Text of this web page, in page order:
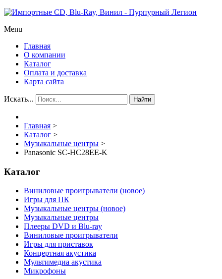
Menu
Главная
О компании
Каталог
Оплата и доставка
Карта сайта
Искать... Найти
Главная >
Каталог >
Музыкальные центры >
Panasonic SC-HC28EE-K
Каталог
Виниловые проигрыватели (новое)
Игры для ПК
Музыкальные центры (новое)
Музыкальные центры
Плееры DVD и Blu-ray
Виниловые проигрыватели
Игры для приставок
Концертная акустика
Мультимедиа акустика
Микрофоны